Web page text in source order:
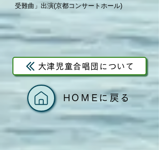
受難曲」出演(京都コンサートホール)
大津児童合唱団について
HOMEに戻る